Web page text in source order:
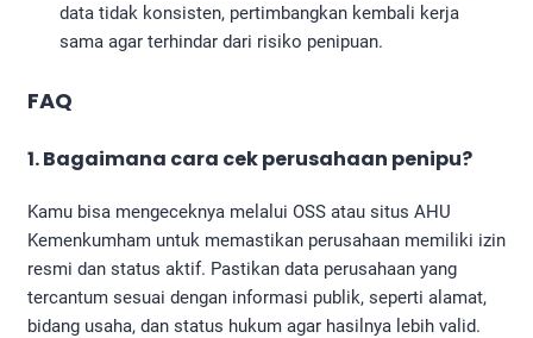
data tidak konsisten, pertimbangkan kembali kerja
sama agar terhindar dari risiko penipuan.
FAQ
1. Bagaimana cara cek perusahaan penipu?
Kamu bisa mengeceknya melalui OSS atau situs AHU
Kemenkumham untuk memastikan perusahaan memiliki izin
resmi dan status aktif. Pastikan data perusahaan yang
tercantum sesuai dengan informasi publik, seperti alamat,
bidang usaha, dan status hukum agar hasilnya lebih valid.